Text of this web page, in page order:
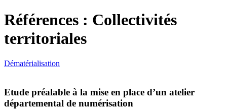
Références : Collectivités
territoriales
Dématérialisation
Etude préalable à la mise en place d’un atelier
départemental de numérisation